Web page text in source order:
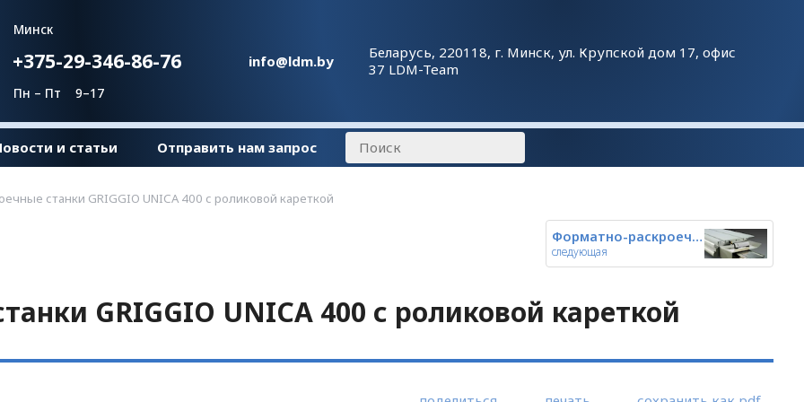
Минск
+375-29-346-86-76
Пн – Пт 9–17
info@ldm.by
Беларусь, 220118, г. Минск, ул. Крупской дом 17, офис
37 LDM-Team
и статьи Отправить нам запрос
станки GRIGGIO UNICA 400 с роликовой кареткой
Форматно-раскроечные станки с
следующая
GRIGGIO UNICA 400 с роликовой кареткой